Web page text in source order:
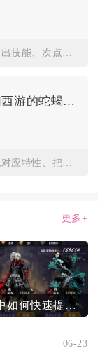
全民奇迹神迹法师技能加点核心为优先满输出技能、次点控制技能、...
如何充分发挥梦幻西游的蛇蝎美人
更多+
影之刃2中如何快速提高战力
06-23